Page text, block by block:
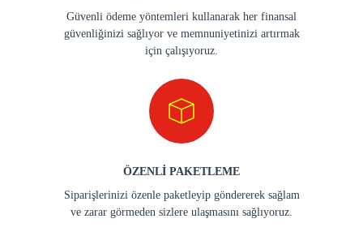
Güvenli ödeme yöntemleri kullanarak her finansal
güvenliğinizi sağlıyor ve memnuniyetinizi artırmak
için çalışıyoruz.
ÖZENLİ PAKETLEME
Siparişlerinizi özenle paketleyip göndererek sağlam
ve zarar görmeden sizlere ulaşmasını sağlıyoruz.